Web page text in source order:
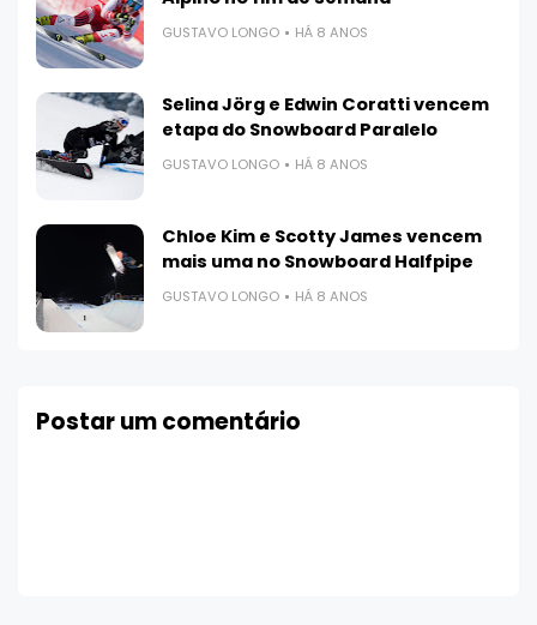
GUSTAVO LONGO HÁ 8 ANOS
Selina Jörg e Edwin Coratti vencem
etapa do Snowboard Paralelo
GUSTAVO LONGO HÁ 8 ANOS
Chloe Kim e Scotty James vencem
mais uma no Snowboard Halfpipe
GUSTAVO LONGO HÁ 8 ANOS
Postar um comentário